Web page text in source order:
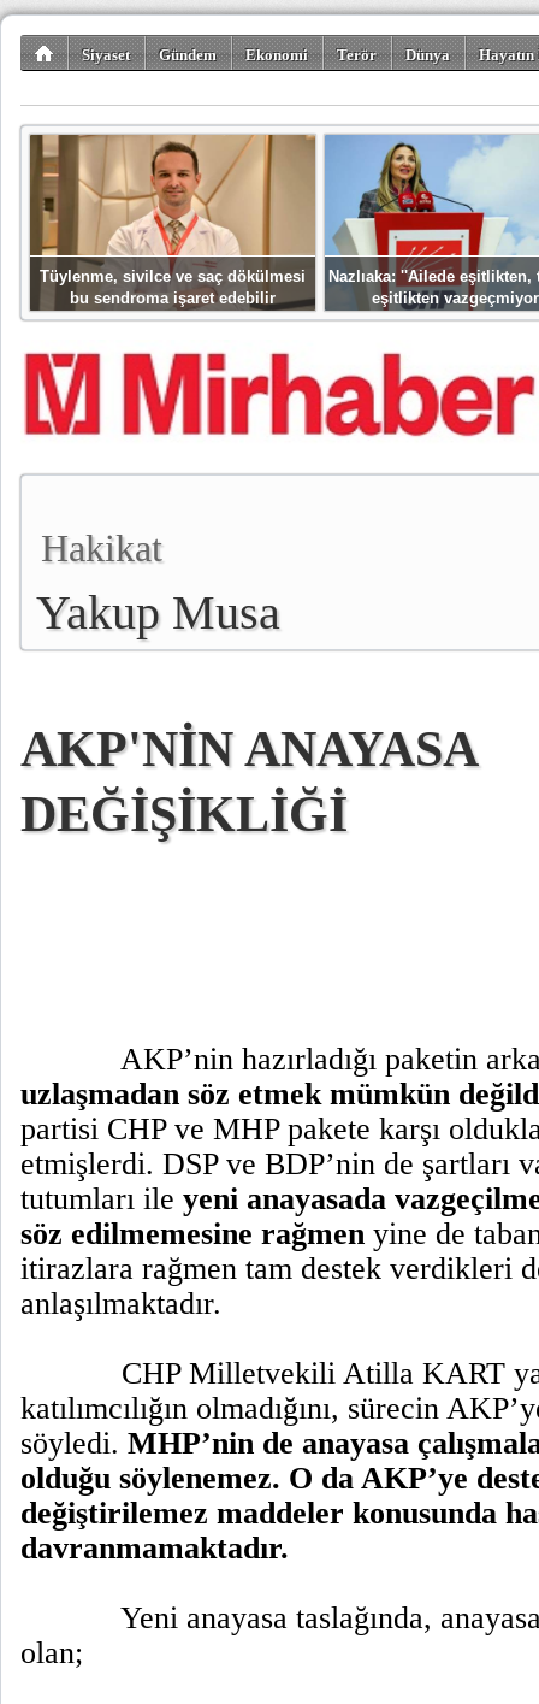
Siyaset Gündem Ekonomi Terör Dünya
Tüylenme, sivilce ve saç dökülmesi
bu sendroma işaret edebilir
Nazlıaka: ''Ailede eşitlikten,
eşitlikten
Hakikat
Yakup Musa
AKP'NİN ANAYASA
DEĞİŞİKLİĞİ
AKP’nin hazırladığı paketin
uzlaşmadan söz etmek mümkün
partisi CHP ve MHP pakete karşı
etmişlerdi. DSP ve BDP’nin de şartları
tutumları ile yeni anayasada
söz edilmemesine rağmen yine de
itirazlara rağmen tam destek verdikleri
anlaşılmaktadır.
CHP Milletvekili Atilla KART
katılımcılığın olmadığını, sürecin
söyledi. MHP’nin de anayasa
olduğu söylenemez. O da AKP’ye
değiştirilemez maddeler konusunda
davranmamaktadır.
Yeni anayasa taslağında,
olan;